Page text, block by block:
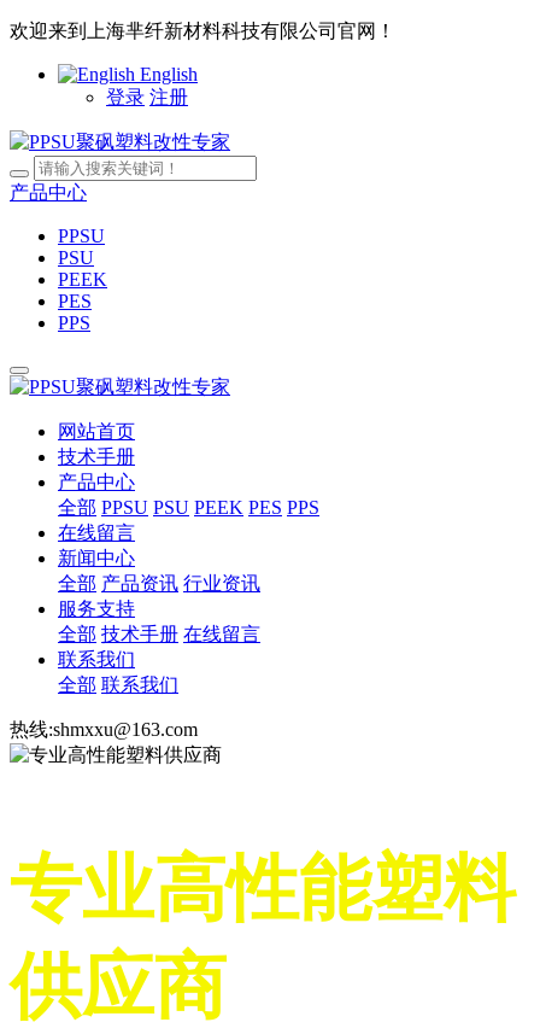
欢迎来到上海芈纤新材料科技有限公司官网！
English
登录 注册
产品中心
PPSU
PSU
PEEK
PES
PPS
网站首页
技术手册
产品中心
全部 PPSU PSU PEEK PES PPS
在线留言
新闻中心
全部 产品资讯 行业资讯
服务支持
全部 技术手册 在线留言
联系我们
全部 联系我们
热线:shmxxu@163.com
专业高性能塑料
供应商